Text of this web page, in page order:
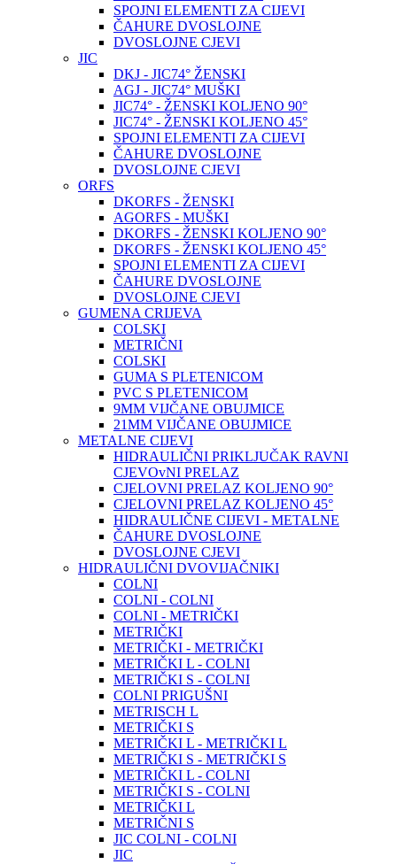
SPOJNI ELEMENTI ZA CIJEVI
ČAHURE DVOSLOJNE
DVOSLOJNE CJEVI
JIC
DKJ - JIC74° ŽENSKI
AGJ - JIC74° MUŠKI
JIC74° - ŽENSKI KOLJENO 90°
JIC74° - ŽENSKI KOLJENO 45°
SPOJNI ELEMENTI ZA CIJEVI
ČAHURE DVOSLOJNE
DVOSLOJNE CJEVI
ORFS
DKORFS - ŽENSKI
AGORFS - MUŠKI
DKORFS - ŽENSKI KOLJENO 90°
DKORFS - ŽENSKI KOLJENO 45°
SPOJNI ELEMENTI ZA CIJEVI
ČAHURE DVOSLOJNE
DVOSLOJNE CJEVI
GUMENA CRIJEVA
COLSKI
METRIČNI
COLSKI
GUMA S PLETENICOM
PVC S PLETENICOM
9MM VIJČANE OBUJMICE
21MM VIJČANE OBUJMICE
METALNE CIJEVI
HIDRAULIČNI PRIKLJUČAK RAVNI
CJEVOvNI PRELAZ
CJELOVNI PRELAZ KOLJENO 90°
CJELOVNI PRELAZ KOLJENO 45°
HIDRAULIČNE CIJEVI - METALNE
ČAHURE DVOSLOJNE
DVOSLOJNE CJEVI
HIDRAULIČNI DVOVIJAČNIKI
COLNI
COLNI - COLNI
COLNI - METRIČKI
METRIČKI
METRIČKI - METRIČKI
METRIČKI L - COLNI
METRIČKI S - COLNI
COLNI PRIGUŠNI
METRISCH L
METRIČKI S
METRIČKI L - METRIČKI L
METRIČKI S - METRIČKI S
METRIČKI L - COLNI
METRIČKI S - COLNI
METRIČKI L
METRIČNI S
JIC COLNI - COLNI
JIC